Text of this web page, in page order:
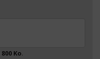
800 Ko.